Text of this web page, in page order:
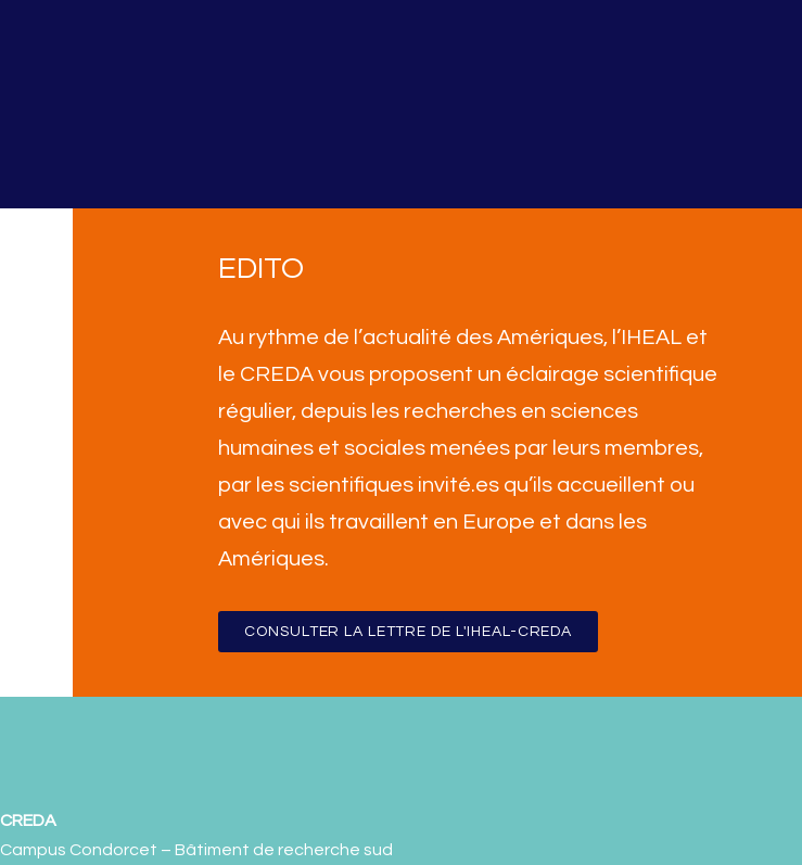
EDITO
Au rythme de l’actualité des Amériques, l’IHEAL et
le CREDA vous proposent un éclairage scientifique
régulier, depuis les recherches en sciences
humaines et sociales menées par leurs membres,
par les scientifiques invité.es qu’ils accueillent ou
avec qui ils travaillent en Europe et dans les
Amériques.
CONSULTER LA LETTRE DE L'IHEAL-CREDA
CREDA
Campus Condorcet – Bâtiment de recherche sud